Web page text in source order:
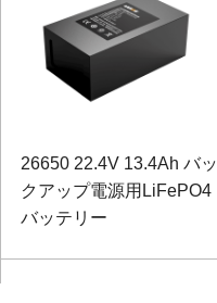
26650 22.4V 13.4Ah バッ
クアップ電源用LiFePO4
バッテリー